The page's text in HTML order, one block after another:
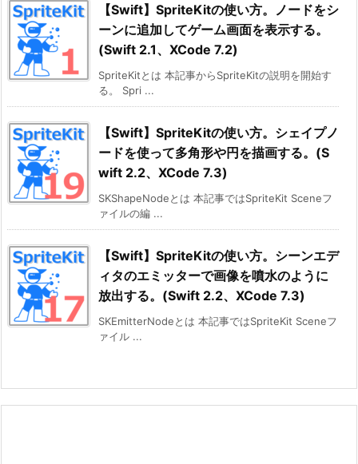
【Swift】SpriteKitの使い方。ノードをシ
ーンに追加してゲーム画面を表示する。
(Swift 2.1、XCode 7.2)
SpriteKitとは 本記事からSpriteKitの説明を開始す
る。 Spri ...
【Swift】SpriteKitの使い方。シェイプノ
ードを使って多角形や円を描画する。(S
wift 2.2、XCode 7.3)
SKShapeNodeとは 本記事ではSpriteKit Sceneフ
ァイルの編 ...
【Swift】SpriteKitの使い方。シーンエデ
ィタのエミッターで画像を噴水のように
放出する。(Swift 2.2、XCode 7.3)
SKEmitterNodeとは 本記事ではSpriteKit Sceneフ
ァイル ...